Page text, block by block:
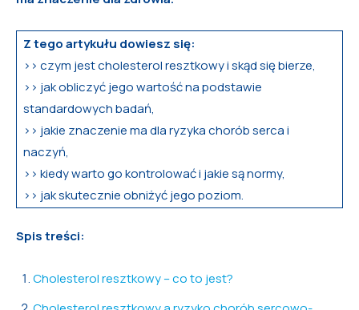
Z tego artykułu dowiesz się:
>> czym jest cholesterol resztkowy i skąd się bierze,
>> jak obliczyć jego wartość na podstawie
standardowych badań,
>> jakie znaczenie ma dla ryzyka chorób serca i
naczyń,
>> kiedy warto go kontrolować i jakie są normy,
>> jak skutecznie obniżyć jego poziom.
Spis treści:
Cholesterol resztkowy – co to jest?